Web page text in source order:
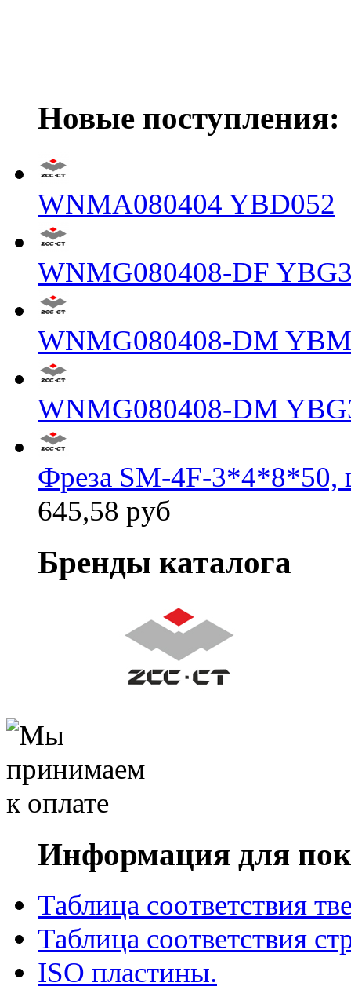
Новые поступления:
WNMA080404 YBD052
WNMG080408-DF
WNMG080408-DM
WNMG080408-DM
Фреза SM-4F-3*4*8*50,
645,58 руб
Бренды каталога
Информация для
Таблица соответствия
Таблица соответствия
ISO пластины.